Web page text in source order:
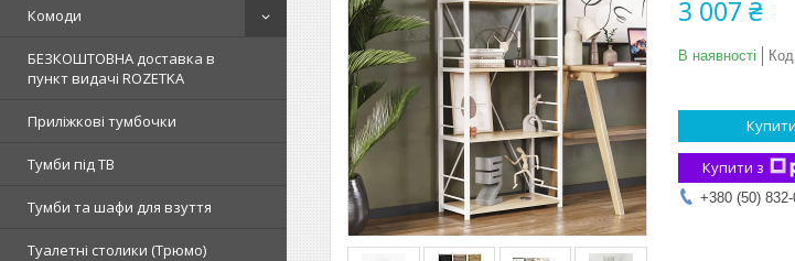
Комоди
БЕЗКОШТОВНА доставка в
пункт видачі ROZETKA
Приліжкові тумбочки
Тумби під ТВ
Тумби та шафи для взуття
Туалетні столики (Трюмо)
3 007 ₴
В наявності
Купити
Купити з
+380 (50)